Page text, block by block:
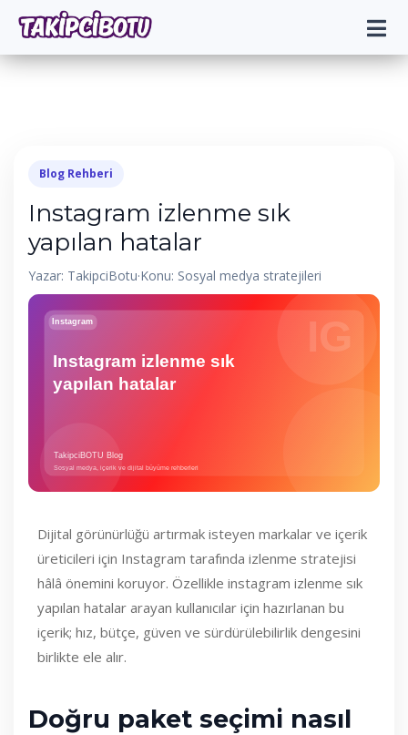
Blog Rehberi
Instagram izlenme sık
yapılan hatalar
Yazar: TakipciBotu·Konu: Sosyal medya stratejileri
Dijital görünürlüğü artırmak isteyen markalar ve içerik
üreticileri için Instagram tarafında izlenme stratejisi
hâlâ önemini koruyor. Özellikle instagram izlenme sık
yapılan hatalar arayan kullanıcılar için hazırlanan bu
içerik; hız, bütçe, güven ve sürdürülebilirlik dengesini
birlikte ele alır.
Doğru paket seçimi nasıl